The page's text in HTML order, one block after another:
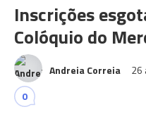
Inscrições
Colóquio do
Andreia Correia 26
0